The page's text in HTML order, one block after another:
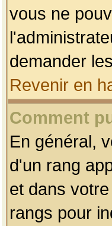
vous ne
demander
Revenir en
Comment
En général,
d'un rang
et dans
rangs pour